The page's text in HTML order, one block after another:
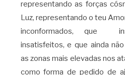
representando as forças
Luz, representando o teu
inconformados, que
insatisfeitos, e que ainda
as zonas mais elevadas nos
como forma de pedido de